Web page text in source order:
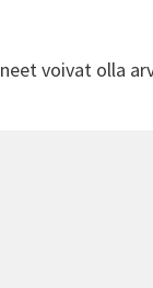
voivat olla